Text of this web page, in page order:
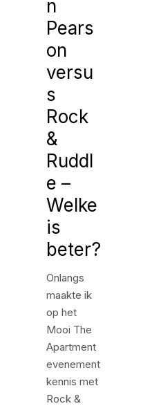
n
Pears
on
versu
s
Rock
&
Ruddl
e –
Welke
is
beter?
Onlangs
maakte ik
op het
Mooi The
Apartment
evenement
kennis met
Rock &